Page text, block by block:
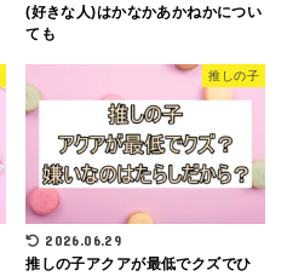
(好きな人)はかなかあかねかについ
ても
推しの子
2026.06.29
推しの子アクアが最低でクズでひ